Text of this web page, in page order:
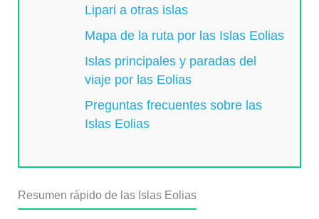
Lipari a otras islas
Mapa de la ruta por las Islas Eolias
Islas principales y paradas del
viaje por las Eolias
Preguntas frecuentes sobre las
Islas Eolias
Resumen rápido de las Islas Eolias